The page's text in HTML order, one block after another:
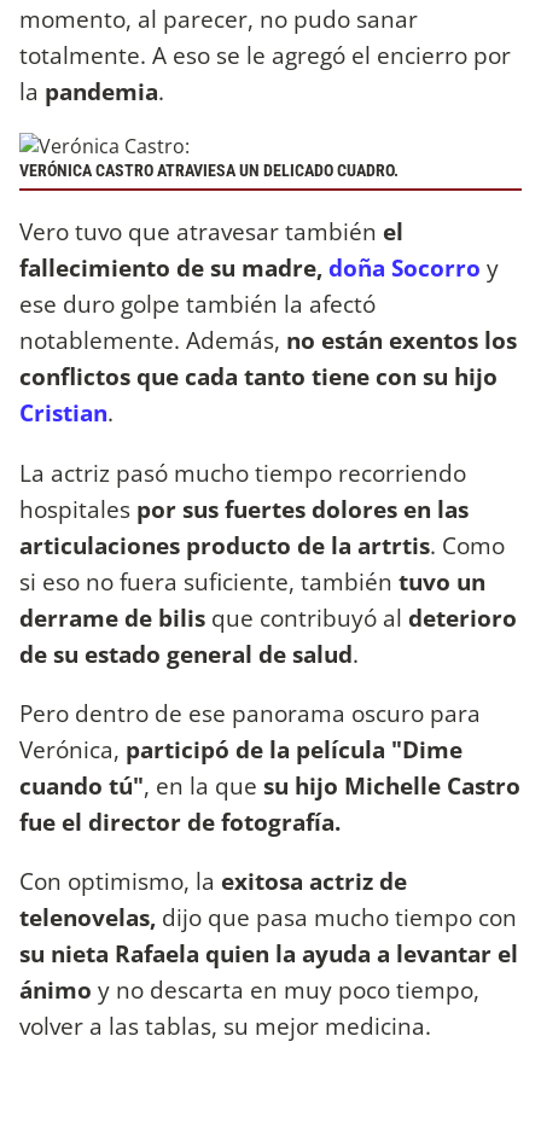
momento, al parecer, no pudo sanar
totalmente. A eso se le agregó el encierro por
la pandemia.
VERÓNICA CASTRO ATRAVIESA UN DELICADO CUADRO.
Vero tuvo que atravesar también el
fallecimiento de su madre,doña Socorro y
ese duro golpe también la afectó
notablemente. Además, no están exentos los
conflictos que cada tanto tiene con su hijo
Cristian.
La actriz pasó mucho tiempo recorriendo
hospitales por sus fuertes dolores en las
articulaciones producto de la artrtis. Como
si eso no fuera suficiente, también tuvo un
derrame de bilis que contribuyó al deterioro
de su estado general de salud.
Pero dentro de ese panorama oscuro para
Verónica, participó de la película "Dime
cuando tú", en la que su hijo Michelle Castro
fue el director de fotografía.
Con optimismo, la exitosa actriz de
telenovelas, dijo que pasa mucho tiempo con
su nieta Rafaela quien la ayuda a levantar el
ánimo y no descarta en muy poco tiempo,
volver a las tablas, su mejor medicina.